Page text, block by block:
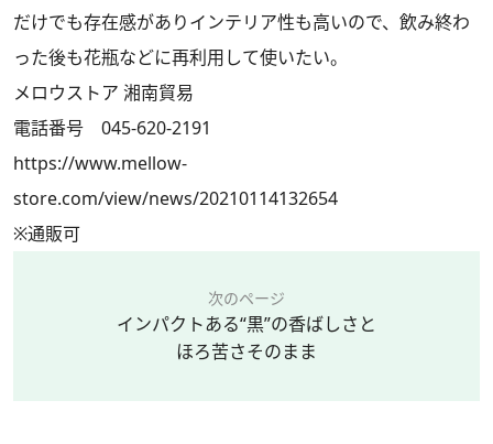
だけでも存在感がありインテリア性も高いので、飲み終わ
った後も花瓶などに再利用して使いたい。
メロウストア 湘南貿易
電話番号 045-620-2191
https://www.mellow-
store.com/view/news/20210114132654
※通販可
次のページ
インパクトある“黒”の香ばしさと
ほろ苦さそのまま